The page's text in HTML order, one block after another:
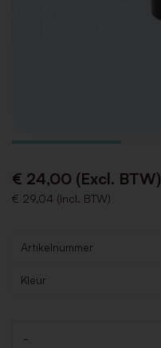
€ 24,00 (Excl. BTW)
€ 29,04 (Incl. BTW)
Artikelnummer
Kleur
-